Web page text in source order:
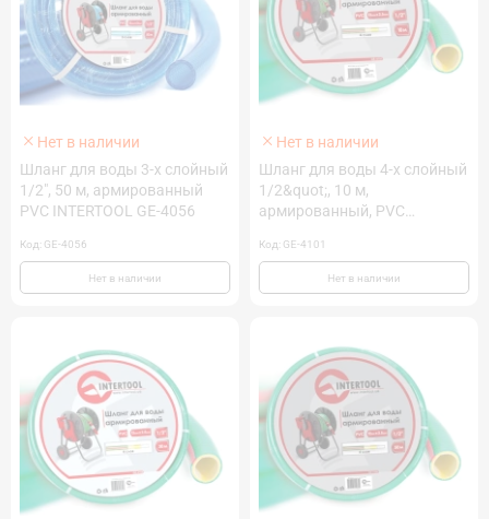
Нет в наличии
Шланг для воды 3-х слойный
1/2", 50 м, армированный
PVC INTERTOOL GE-4056
Код: GE-4056
Нет в наличии
Нет в наличии
Шланг для воды 4-х слойный
1/2&quot;, 10 м,
армированный, PVC
Код: GE-4101
Нет в наличии